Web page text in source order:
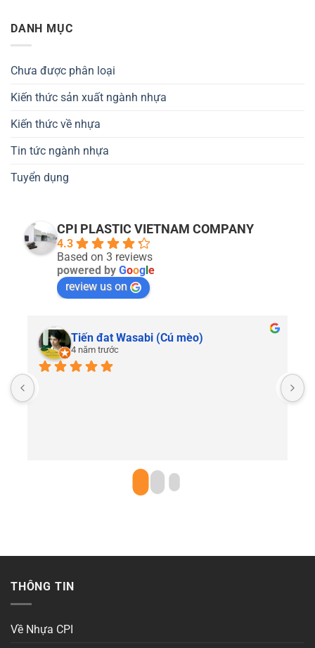
DANH MỤC
Chưa được phân loại
Kiến thức sản xuất ngành nhựa
Kiến thức về nhựa
Tin tức ngành nhựa
Tuyển dụng
CPI PLASTIC VIETNAM COMPANY
4.3
Based on 3 reviews
powered by Goog e
review us on
Tiến đat Wasabi (Cú mèo)
4 năm trước
THÔNG TIN
Về Nhựa CPI